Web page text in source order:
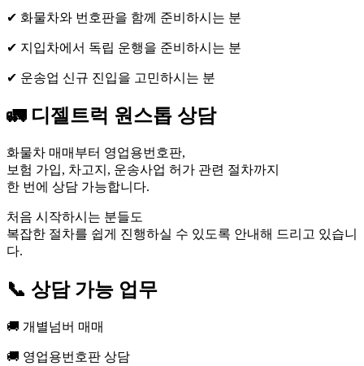
✔ 화물차와 번호판을 함께 준비하시는 분
✔ 지입차에서 독립 운행을 준비하시는 분
✔ 운송업 신규 진입을 고민하시는 분
🚛 디젤트럭 원스톱 상담
화물차 매매부터 영업용번호판,
보험 가입, 차고지, 운송사업 허가 관련 절차까지
한 번에 상담 가능합니다.
처음 시작하시는 분들도
복잡한 절차를 쉽게 진행하실 수 있도록 안내해 드리고 있습니
다.
📞 상담 가능 업무
🚚 개별넘버 매매
🚚 영업용번호판 상담